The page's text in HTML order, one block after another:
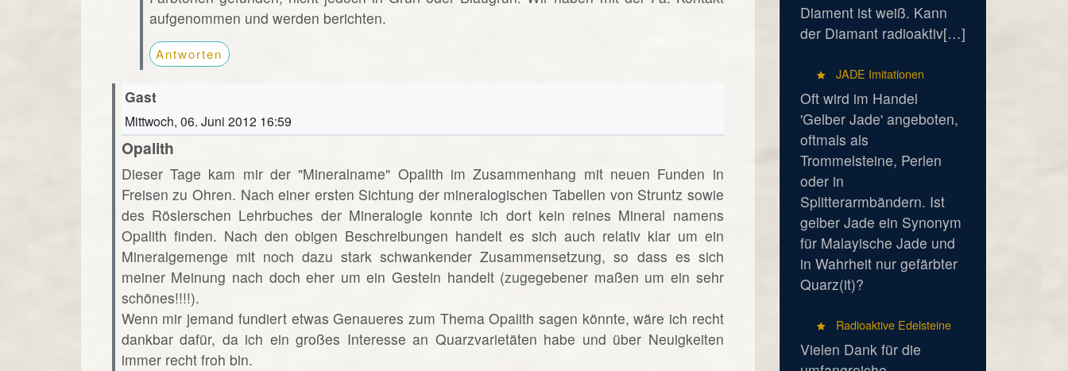
aufgenommen und werden berichten.
Antworten
Gast
Mittwoch, 06. Juni 2012 16:59
Opalith
Dieser Tage kam mir der "Mineralname" Opalith im Zusammenhang mit neuen Funden in
Freisen zu Ohren. Nach einer ersten Sichtung der mineralogischen Tabellen von Struntz sowie
des Röslerschen Lehrbuches der Mineralogie konnte ich dort kein reines Mineral namens
Opalith finden. Nach den obigen Beschreibungen handelt es sich auch relativ klar um ein
Mineralgemenge mit noch dazu stark schwankender Zusammensetzung, so dass es sich
meiner Meinung nach doch eher um ein Gestein handelt (zugegebener maßen um ein sehr
schönes!!!!).
Wenn mir jemand fundiert etwas Genaueres zum Thema Opalith sagen könnte, wäre ich recht
dankbar dafür, da ich ein großes Interesse an Quarzvarietäten habe und über Neuigkeiten
immer recht froh bin.
Diament ist weiß. Kann
der Diamant radioaktiv[…]
JADE Imitationen
Oft wird im Handel
'Gelber Jade' angeboten,
oftmals als
Trommelsteine, Perlen
oder in
Splitterarmbändern. Ist
gelber Jade ein Synonym
für Malayische Jade und
in Wahrheit nur gefärbter
Quarz(it)?
Radioaktive Edelsteine
Vielen Dank für die